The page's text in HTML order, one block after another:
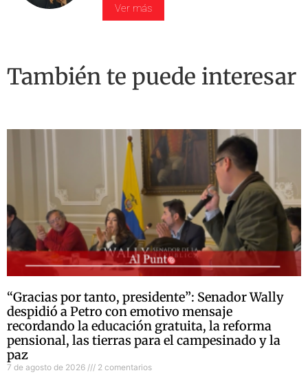
Ver más
También te puede interesar
“Gracias por tanto, presidente”: Senador Wally
despidió a Petro con emotivo mensaje
recordando la educación gratuita, la reforma
pensional, las tierras para el campesinado y la
paz
7 de agosto de 2026 2 comentarios